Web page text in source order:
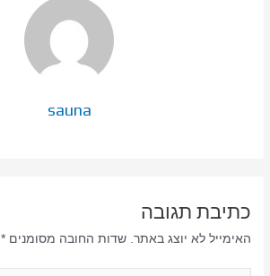
sauna
כתיבת תגובה
האימייל לא יוצג באתר. שדות החובה מסומנים*